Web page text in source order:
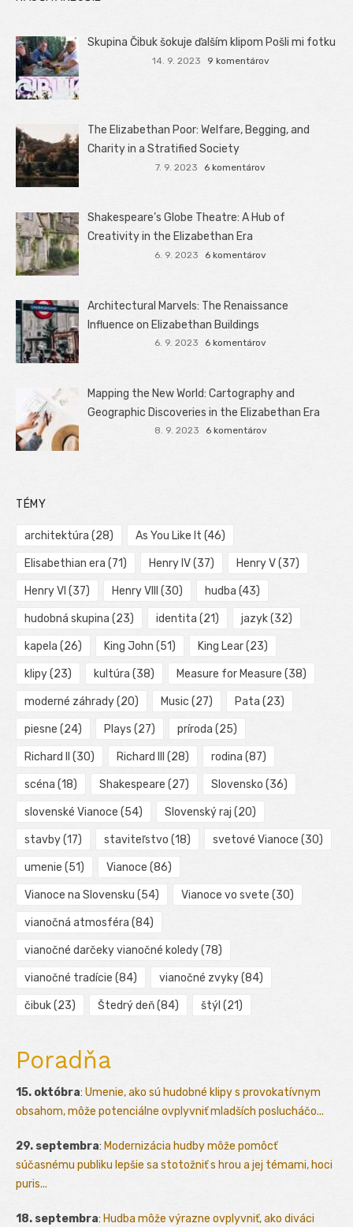
Skupina Čibuk šokuje ďalším klipom Pošli mi fotku
14. 9. 2023 9 komentárov
The Elizabethan Poor: Welfare, Begging, and
Charity in a Stratified Society
7. 9. 2023 6 komentárov
Shakespeare’s Globe Theatre: A Hub of
Creativity in the Elizabethan Era
6. 9. 2023 6 komentárov
Architectural Marvels: The Renaissance
Influence on Elizabethan Buildings
6. 9. 2023 6 komentárov
Mapping the New World: Cartography and
Geographic Discoveries in the Elizabethan Era
8. 9. 2023 6 komentárov
TÉMY
architektúra (28) As You Like It (46)
Elisabethian era (71) Henry IV(37) Henry V(37)
Henry VI (37) Henry VIII (30) hudba (43)
hudobná skupina (23) identita (21) jazyk(32)
kapela (26) King John (51) King Lear(23)
klipy(23) kultúra (38) Measure for Measure (38)
moderné záhrady(20) Music (27) Pata (23)
piesne (24) Plays (27) príroda (25)
Richard II (30) Richard III (28) rodina (87)
scéna (18) Shakespeare (27) Slovensko (36)
slovenské Vianoce (54) Slovenský raj (20)
stavby(17) staviteľstvo (18) svetové Vianoce (30)
umenie (51) Vianoce (86)
Vianoce na Slovensku (54) Vianoce vo svete (30)
vianočná atmosféra (84)
vianočné darčeky vianočné koledy(78)
vianočné tradície (84) vianočné zvyky(84)
čibuk(23) Štedrý deň(84) štýl (21)
Poradňa
15. októbra: Umenie, ako sú hudobné klipy s provokatívnym
obsahom, môže potenciálne ovplyvniť mladších poslucháčo...
29. septembra: Modernizácia hudby môže pomôcť
súčasnému publiku lepšie sa stotožniť s hrou a jej témami, hoci
puris...
18. septembra: Hudba môže výrazne ovplyvniť, ako diváci